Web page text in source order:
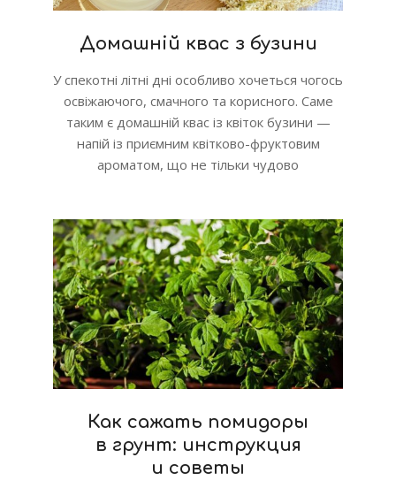
Домашній квас з бузини
У спекотні літні дні особливо хочеться чогось
освіжаючого, смачного та корисного. Саме
таким є домашній квас із квіток бузини —
напій із приємним квітково-фруктовим
ароматом, що не тільки чудово
Как сажать помидоры
в грунт: инструкция
и советы